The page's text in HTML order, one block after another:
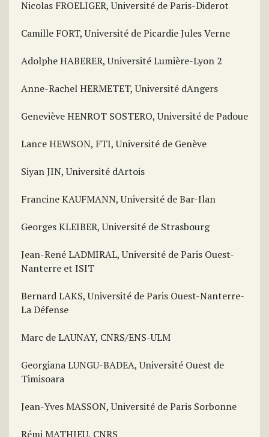
Nicolas FROELIGER, Université de Paris-Diderot
Camille FORT, Université de Picardie Jules Verne
Adolphe HABERER, Université Lumière-Lyon 2
Anne-Rachel HERMETET, Université dAngers
Geneviève HENROT SOSTERO, Université de Padoue
Lance HEWSON, FTI, Université de Genève
Siyan JIN, Université dArtois
Francine KAUFMANN, Université de Bar-Ilan
Georges KLEIBER, Université de Strasbourg
Jean-René LADMIRAL, Université de Paris Ouest-
Nanterre et ISIT
Bernard LAKS, Université de Paris Ouest-Nanterre-
La Défense
Marc de LAUNAY, CNRS/ENS-ULM
Georgiana LUNGU-BADEA, Université Ouest de
Timisoara
Jean-Yves MASSON, Université de Paris Sorbonne
Rémi MATHIEU, CNRS